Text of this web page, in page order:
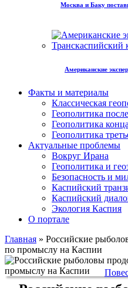
Москва и Баку
Американские
Факты и материалы
Классическая
Геополитика
Геополитика
Геополитика
Актуальные проблемы
Вокруг Ирана
Геополитика и
Безопасность и
Каспийский
Каспийский
Экология Каспия
О портале
Главная » Российские
по промыслу на Каспии